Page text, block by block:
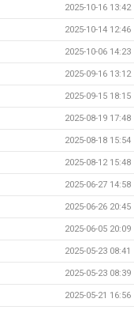
2025-10-16 13:42
2025-10-14 12:46
2025-10-06 14:23
2025-09-16 13:12
2025-09-15 18:15
2025-08-19 17:48
2025-08-18 15:54
2025-08-12 15:48
2025-06-27 14:58
2025-06-26 20:45
2025-06-05 20:09
2025-05-23 08:41
2025-05-23 08:39
2025-05-21 16:56